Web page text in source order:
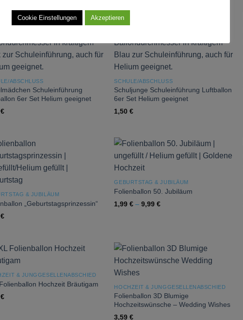
wishlist
ABSCHLUSS
Schuleinführung
6er Set Helium geeignet
€
wishlist
SCHULE/ABSCHLUSS
Schuljunge Schuleinführung Luftballon
6er Set Helium geeignet
1,50€
& JUBILÄUM
„Geburtstagsprinzessin“
€
GEBURTSTAG & JUBILÄUM
Folienballon 50. Jubiläum
1,99€ –9,99€
wishlist
& JUNGGESELLENABSCHIED
Hochzeit Bräutigam
€
HOCHZEIT & JUNGGESELLENABSCHIED
Folienballon 3D Blumige
Hochzeitswünsche – Wedding Wishes
3,59€
Cookie Einstellungen Akzeptieren